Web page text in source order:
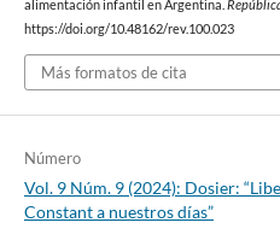
alimentación infantil en Argentina.
https://doi.org/10.48162/rev.100.023
Más formatos de cita
Número
Vol. 9 Núm. 9 (2024): Dosier:
Constant a nuestros días”